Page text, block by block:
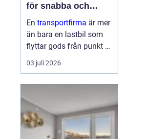
för snabba och
trygga leveranser
En transportfirma är mer
än bara en lastbil som
flyttar gods från punkt A
till punkt B. Rätt partner
påverkar din
och till och med ditt
varumärke. När tiderna
är pressade, kunder...
03 juli 2026